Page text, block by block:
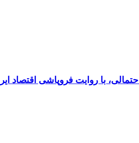
با روایت فروپاشی اقتصاد